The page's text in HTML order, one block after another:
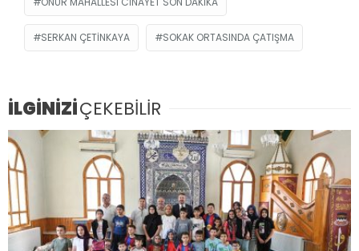
SERKAN ÇETINKAYA SOKAK ORTASINDA ÇATIŞMA
İLGİNİZİÇEKEBİLİR